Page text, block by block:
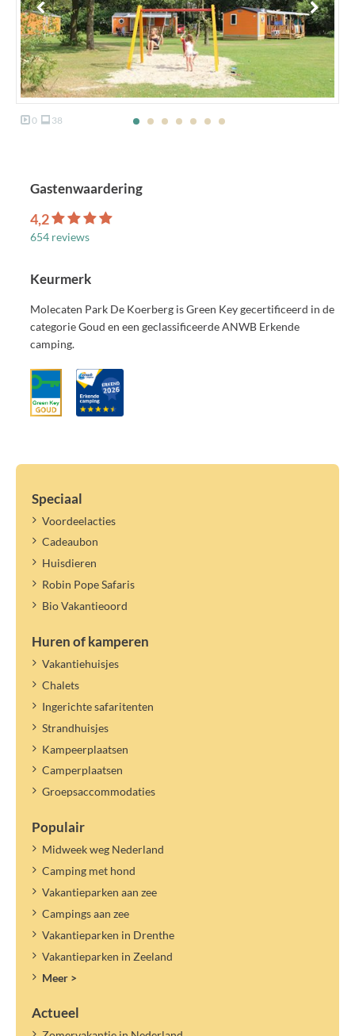
0 38
Gastenwaardering
4,2
654 reviews
Keurmerk
Molecaten Park De Koerberg is Green Key gecertificeerd in de
categorie Goud en een geclassificeerde ANWB Erkende
camping.
Speciaal
Voordeelacties
Cadeaubon
Huisdieren
Robin Pope Safaris
Bio Vakantieoord
Huren of kamperen
Vakantiehuisjes
Chalets
Ingerichte safaritenten
Strandhuisjes
Kampeerplaatsen
Camperplaatsen
Groepsaccommodaties
Populair
Midweek weg Nederland
Camping met hond
Vakantieparken aan zee
Campings aan zee
Vakantieparken in Drenthe
Vakantieparken in Zeeland
Meer >
Actueel